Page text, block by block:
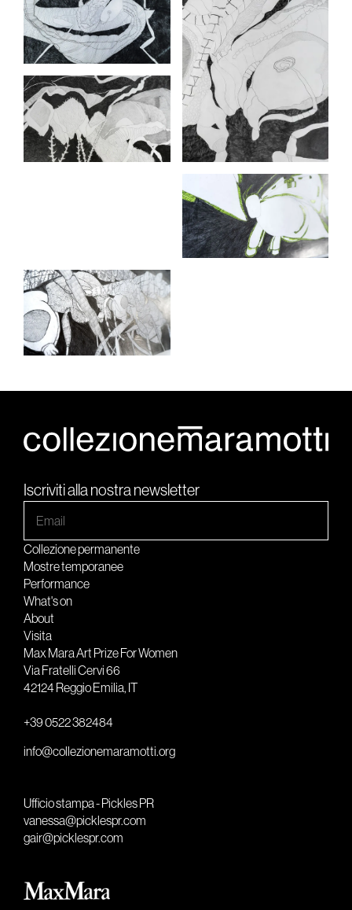
Iscriviti alla nostra newsletter
Collezione permanente
Mostre temporanee
Performance
What's on
About
Visita
Max Mara Art Prize For Women
Via Fratelli Cervi 66
42124 Reggio Emilia, IT
+39 0522 382484
info@collezionemaramotti.org
Ufficio stampa - Pickles PR
vanessa@picklespr.com
gair@picklespr.com